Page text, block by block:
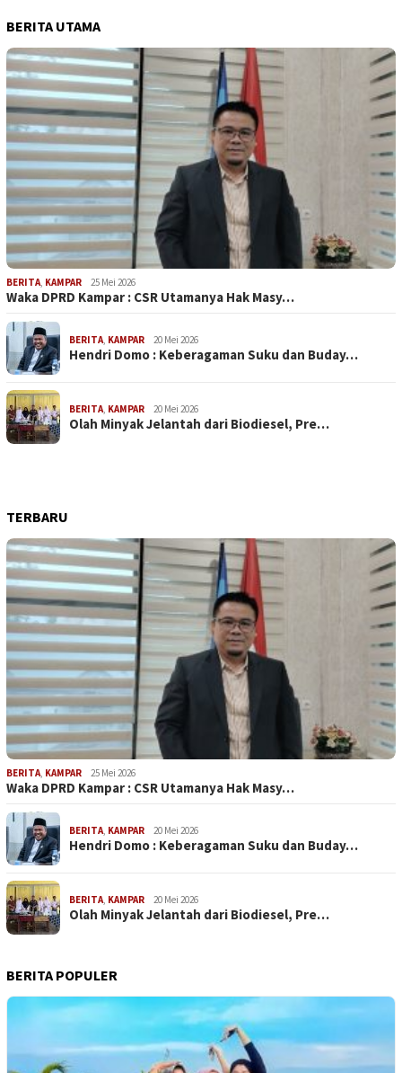
BERITA UTAMA
BERITA, KAMPAR 25 Mei 2026
Waka DPRD Kampar : CSR Utamanya Hak Masy…
BERITA, KAMPAR 20 Mei 2026
Hendri Domo : Keberagaman Suku dan Buday…
BERITA, KAMPAR 20 Mei 2026
Olah Minyak Jelantah dari Biodiesel, Pre…
TERBARU
BERITA, KAMPAR 25 Mei 2026
Waka DPRD Kampar : CSR Utamanya Hak Masy…
BERITA, KAMPAR 20 Mei 2026
Hendri Domo : Keberagaman Suku dan Buday…
BERITA, KAMPAR 20 Mei 2026
Olah Minyak Jelantah dari Biodiesel, Pre…
BERITA POPULER